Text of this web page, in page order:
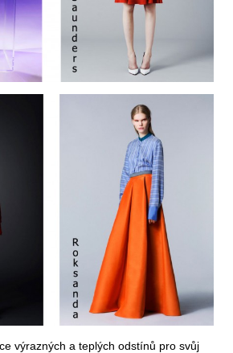
výrazných a teplých odstínů pro svůj